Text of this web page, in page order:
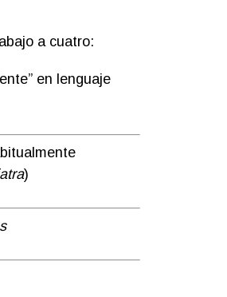
a cuatro:
en lenguaje
)